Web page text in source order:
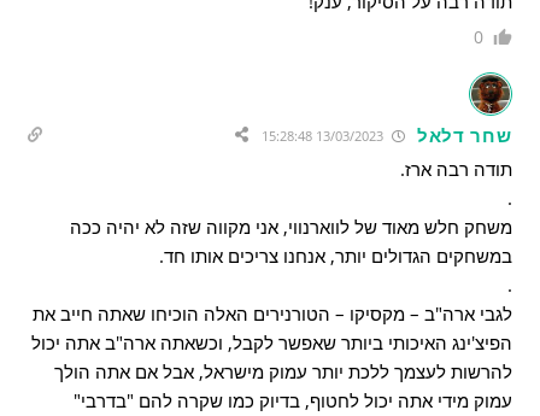
0
שחר דלאל 13/03/2023 15:28:48
תודה רבה ארז.
.
משחק חלש מאוד של לווארנווי, אני מקווה שזה לא יהיה ככה
במשחקים הגדולים יותר, אנחנו צריכים אותו חד.
.
לגבי ארה"ב – מקסיקו – הטורנירים האלה הוכיחו שאתה חייב את
הפיצ'ינג האיכותי ביותר שאפשר לקבל, וכשאתה ארה"ב אתה יכול
להרשות לעצמך ללכת יותר עמוק מישראל, אבל אם אתה הולך
עמוק מידי אתה יכול לחטוף, בדיוק כמו שקרה להם "בדרבי"